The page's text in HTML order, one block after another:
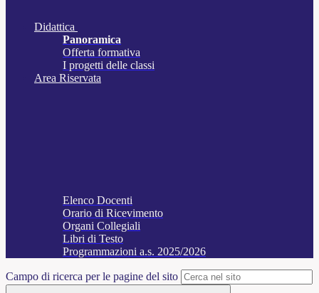
Didattica
Panoramica
Offerta formativa
I progetti delle classi
Area Riservata
Elenco Docenti
Orario di Ricevimento
Organi Collegiali
Libri di Testo
Programmazioni a.s. 2025/2026
Campo di ricerca per le pagine del sito